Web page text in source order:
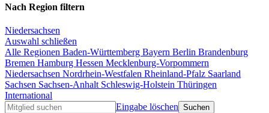
Nach Region filtern
Niedersachsen
Auswahl schließen
Alle Regionen Baden-Württemberg Bayern Berlin Brandenburg
Bremen Hamburg Hessen Mecklenburg-Vorpommern
Niedersachsen Nordrhein-Westfalen Rheinland-Pfalz Saarland
Sachsen Sachsen-Anhalt Schleswig-Holstein Thüringen
International
Eingabe löschen